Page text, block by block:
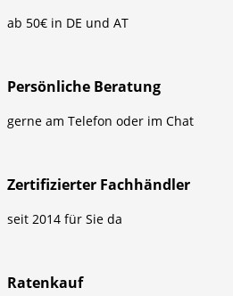
ab 50€ in DE und AT
Persönliche Beratung
gerne am Telefon oder im Chat
Zertifizierter Fachhändler
seit 2014 für Sie da
Ratenkauf